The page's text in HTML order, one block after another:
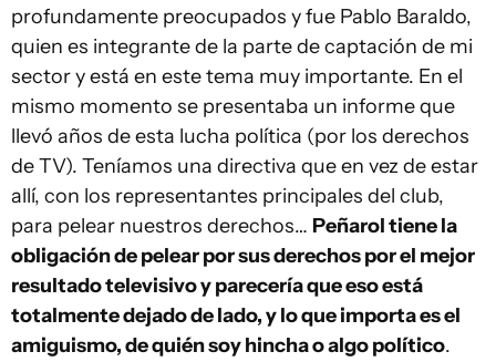
profundamente preocupados y fue Pablo Baraldo,
quien es integrante de la parte de captación de mi
sector y está en este tema muy importante. En el
mismo momento se presentaba un informe que
llevó años de esta lucha política (por los derechos
de TV). Teníamos una directiva que en vez de estar
allí, con los representantes principales del club,
para pelear nuestros derechos… Peñarol tiene la
obligación de pelear por sus derechos por el mejor
resultado televisivo y parecería que eso está
totalmente dejado de lado, y lo que importa es el
amiguismo, de quién soy hincha o algo político.